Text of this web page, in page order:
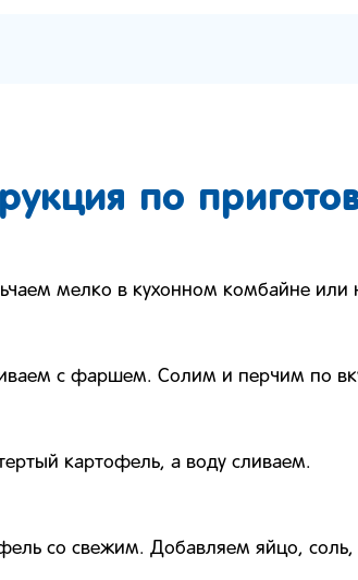
по
мелко в кухонном комбайне или
с фаршем. Солим и перчим по
картофель, а воду сливаем.
со свежим. Добавляем яйцо,